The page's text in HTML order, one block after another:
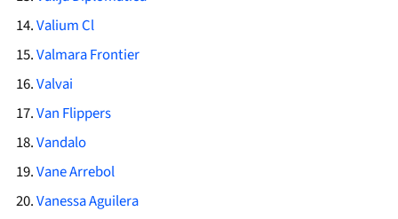
Valium Cl
Valmara Frontier
Valvai
Van Flippers
Vandalo
Vane Arrebol
Vanessa Aguilera